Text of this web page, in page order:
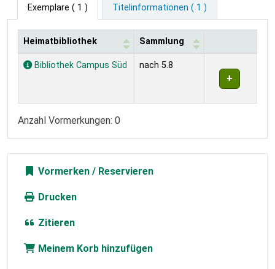
Exemplare ( 1 ) Titelinformationen ( 1 )
Exemplare
Heimatbibliothek Sammlung
Bibliothek Campus Süd nach 5.8
Anzahl Vormerkungen: 0
Vormerken
Drucken
Zitieren
Meinem Korb hinzufügen